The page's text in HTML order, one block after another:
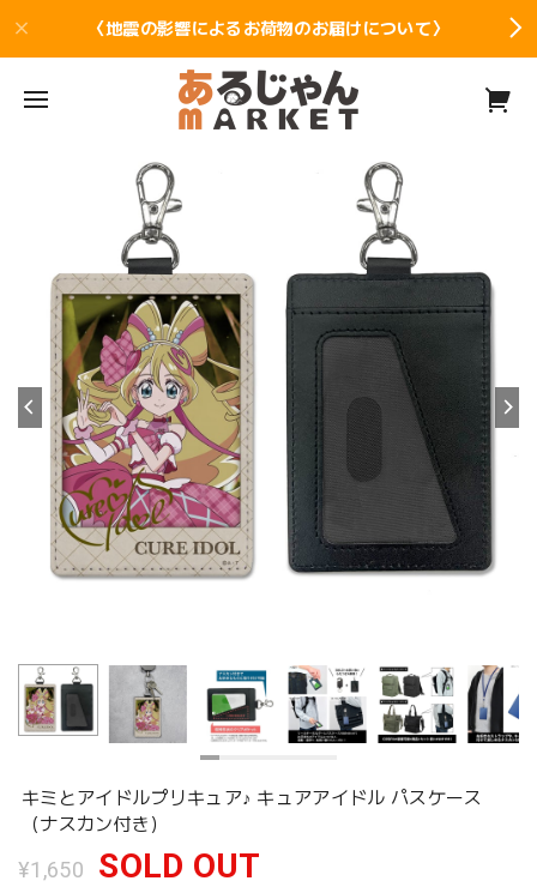
〈地震の影響によるお荷物のお届けについて〉
キミとアイドルプリキュア♪ キュアアイドル パスケース
（ナスカン付き）
¥1,650 SOLD OUT